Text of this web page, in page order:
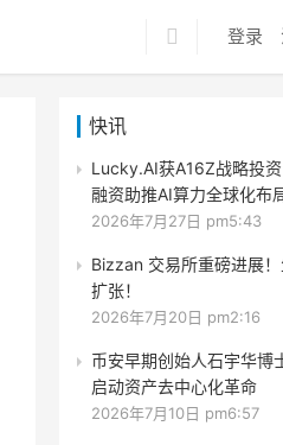
登录
快讯
Lucky.AI获A16Z战略投
融资助推AI算力全球化布
2026年7月27日 pm5:43
Bizzan 交易所重磅进展
扩张！
2026年7月20日 pm2:16
币安早期创始人石宇华博
启动资产去中心化革命
2026年7月10日 pm6:57